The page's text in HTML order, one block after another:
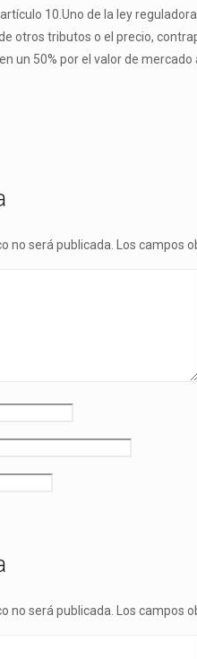
10.Uno de la ley
otros tributos o el precio,
un 50% por el valor de
no será publicada. Los campos
no será publicada. Los campos